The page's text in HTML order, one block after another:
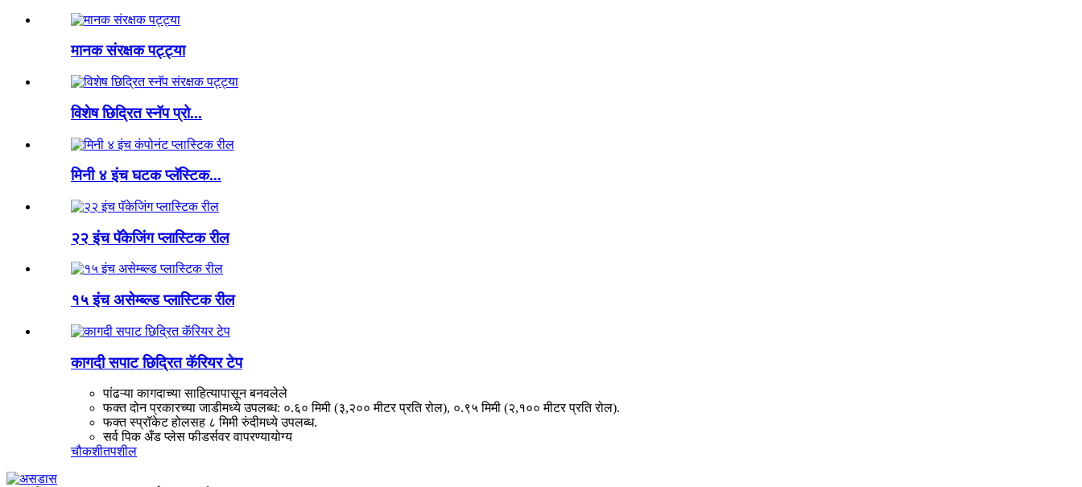
मानक संरक्षक पट्ट्या
विशेष छिद्रित स्नॅप प्रो...
मिनी ४ इंच घटक प्लॅस्टिक...
२२ इंच पॅकेजिंग प्लास्टिक रील
१५ इंच असेम्ब्ल्ड प्लास्टिक रील
कागदी सपाट छिद्रित कॅरियर टेप
पांढऱ्या कागदाच्या साहित्यापासून बनवलेले
फक्त दोन प्रकारच्या जाडीमध्ये उपलब्ध: ०.६० मिमी (३,२०० मीटर प्रति रोल), ०.९५ मिमी (२,१०० मीटर प्रति रोल).
फक्त स्प्रॉकेट होलसह ८ मिमी रुंदीमध्ये उपलब्ध.
सर्व पिक अँड प्लेस फीडर्सवर वापरण्यायोग्य
चौकशीतपशील